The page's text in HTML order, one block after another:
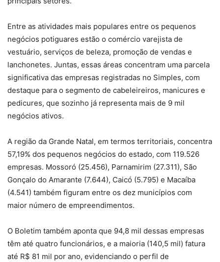
Entre as atividades mais populares entre os pequenos
negócios potiguares estão o comércio varejista de
vestuário, serviços de beleza, promoção de vendas e
lanchonetes. Juntas, essas áreas concentram uma parcela
significativa das empresas registradas no Simples, com
destaque para o segmento de cabeleireiros, manicures e
pedicures, que sozinho já representa mais de 9 mil
negócios ativos.
A região da Grande Natal, em termos territoriais, concentra
57,19% dos pequenos negócios do estado, com 119.526
empresas. Mossoró (25.456), Parnamirim (27.311), São
Gonçalo do Amarante (7.644), Caicó (5.795) e Macaíba
(4.541) também figuram entre os dez municípios com
maior número de empreendimentos.
O Boletim também aponta que 94,8 mil dessas empresas
têm até quatro funcionários, e a maioria (140,5 mil) fatura
até R$ 81 mil por ano, evidenciando o perfil de